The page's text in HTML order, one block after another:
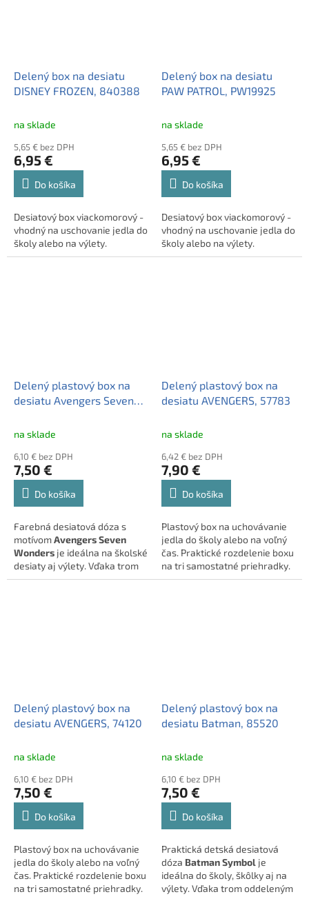
Delený box na desiatu
DISNEY FROZEN, 840388
na sklade
5,65 € bez DPH
6,95 €
Do košíka
Desiatový box viackomorový -
vhodný na uschovanie jedla do
školy alebo na výlety.
Delený box na desiatu
PAW PATROL, PW19925
na sklade
5,65 € bez DPH
6,95 €
Do košíka
Desiatový box viackomorový -
vhodný na uschovanie jedla do
školy alebo na výlety.
Delený plastový box na
desiatu Avengers Seven
na sklade
6,10 € bez DPH
7,50 €
Do košíka
Farebná desiatová dóza s
motívomAvengers Seven
Wonders je ideálna na školské
desiaty aj výlety. Vďaka trom
priehradkám umožňuje
Delený plastový box na
desiatu AVENGERS, 57783
na sklade
6,42 € bez DPH
7,90 €
Do košíka
Plastový box na uchovávanie
jedla do školy alebo na voľný
čas. Praktické rozdelenie boxu
na tri samostatné priehradky.
Delený plastový box na
desiatu AVENGERS, 74120
na sklade
6,10 € bez DPH
7,50 €
Do košíka
Plastový box na uchovávanie
jedla do školy alebo na voľný
čas. Praktické rozdelenie boxu
na tri samostatné priehradky.
Delený plastový box na
desiatu Batman, 85520
na sklade
6,10 € bez DPH
7,50 €
Do košíka
Praktická detská desiatová
dóza Batman Symbol je
ideálna do školy, škôlky aj na
výlety. Vďaka trom oddeleným